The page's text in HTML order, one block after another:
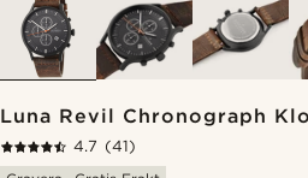
Luna Revil Chronograph
4.7 (41)